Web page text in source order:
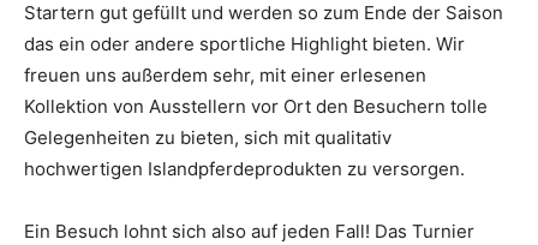
Startern gut gefüllt und werden so zum Ende der Saison
das ein oder andere sportliche Highlight bieten. Wir
freuen uns außerdem sehr, mit einer erlesenen
Kollektion von Ausstellern vor Ort den Besuchern tolle
Gelegenheiten zu bieten, sich mit qualitativ
hochwertigen Islandpferdeprodukten zu versorgen.
Ein Besuch lohnt sich also auf jeden Fall! Das Turnier